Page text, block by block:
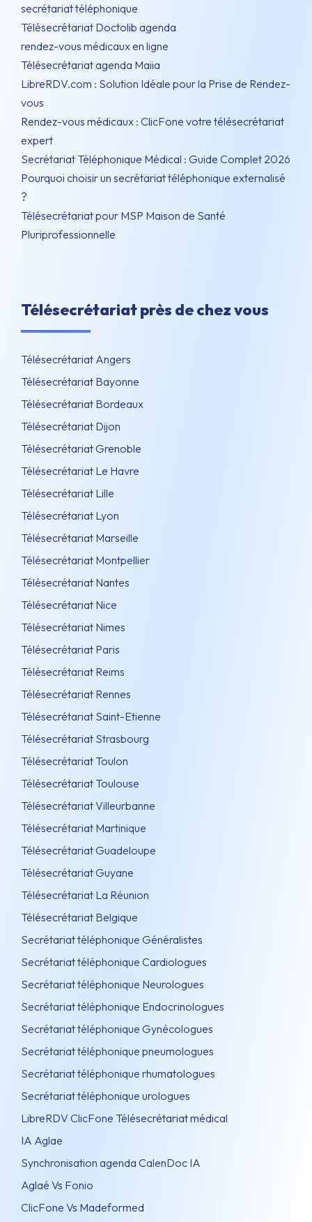
secrétariat téléphonique
Télésecrétariat Doctolib agenda
rendez-vous médicaux en ligne
Télésecrétariat agenda Maiia
LibreRDV.com : Solution Idéale pour la Prise de Rendez-
vous
Rendez-vous médicaux : ClicFone votre télésecrétariat
expert
Secrétariat Téléphonique Médical : Guide Complet 2026
Pourquoi choisir un secrétariat téléphonique externalisé
?
Télésecrétariat pour MSP Maison de Santé
Pluriprofessionnelle
Télésecrétariat près de chez vous
Télésecrétariat Angers
Télésecrétariat Bayonne
Télésecrétariat Bordeaux
Télésecrétariat Dijon
Télésecrétariat Grenoble
Télésecrétariat Le Havre
Télésecrétariat Lille
Télésecrétariat Lyon
Télésecrétariat Marseille
Télésecrétariat Montpellier
Télésecrétariat Nantes
Télésecrétariat Nice
Télésecrétariat Nimes
Télésecrétariat Paris
Télésecrétariat Reims
Télésecrétariat Rennes
Télésecrétariat Saint-Etienne
Télésecrétariat Strasbourg
Télésecrétariat Toulon
Télésecrétariat Toulouse
Télésecrétariat Villeurbanne
Télésecrétariat Martinique
Télésecrétariat Guadeloupe
Télésecrétariat Guyane
Télésecrétariat La Réunion
Télésecrétariat Belgique
Secrétariat téléphonique Généralistes
Secrétariat téléphonique Cardiologues
Secrétariat téléphonique Neurologues
Secrétariat téléphonique Endocrinologues
Secrétariat téléphonique Gynécologues
Secrétariat téléphonique pneumologues
Secrétariat téléphonique rhumatologues
Secrétariat téléphonique urologues
LibreRDV ClicFone Télésecrétariat médical
IA Aglae
Synchronisation agenda CalenDoc IA
Aglaé Vs Fonio
ClicFone Vs Madeformed